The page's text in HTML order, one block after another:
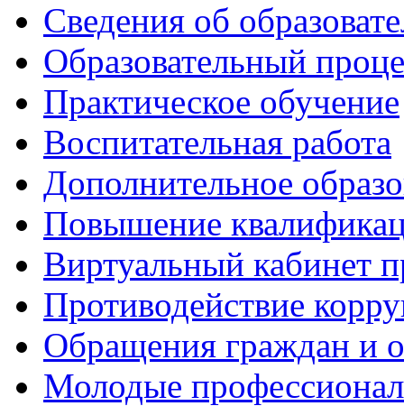
Сведения об
Образовательный
Практическое обучение
Воспитательная работа
Дополнительное
Повышение
Виртуальный кабинет
Противодействие
Обращения граждан и
Молодые